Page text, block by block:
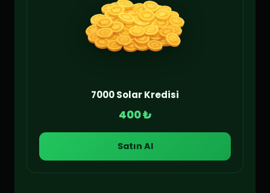
7000 Solar Kredisi
400 ₺
Satın Al